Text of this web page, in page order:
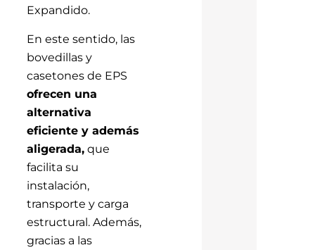
Expandido.
En este sentido, las
bovedillas y
casetones de EPS
ofrecen una
alternativa
eficiente y además
aligerada,que
facilita su
instalación,
transporte y carga
estructural. Además,
gracias a las